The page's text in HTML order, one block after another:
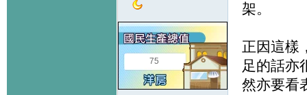
75
架。
正因這樣
足的話亦
然亦要看